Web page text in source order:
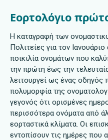
Εορτολόγιο
Η καταγραφή των
Πολιτείες για τον
ποικιλία ονομάτων που
την πρώτη έως την
λειτουργεί ως ένας οδηγός
πολυμορφία της
γεγονός ότι ορισμένες
περισσότερα ονόματα από
εορταστικά κλίματα. Οι
εντοπίσουν τις ημέρες που